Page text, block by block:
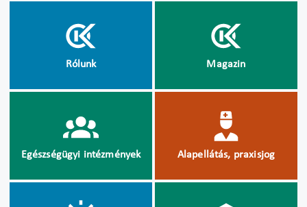
Rólunk Magazin
Egészségügyi intézmények Alapellátás, praxisjog